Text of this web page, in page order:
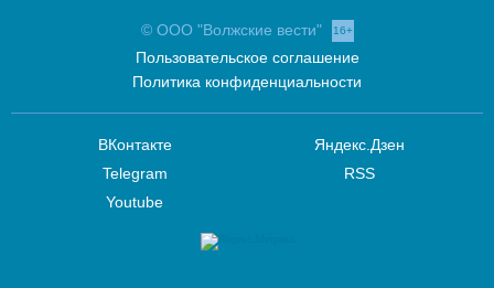
© ООО "Волжские вести" 16+
Пользовательское соглашение
Политика конфиденциальности
ВКонтакте
Telegram
Youtube
Яндекс.Дзен
RSS